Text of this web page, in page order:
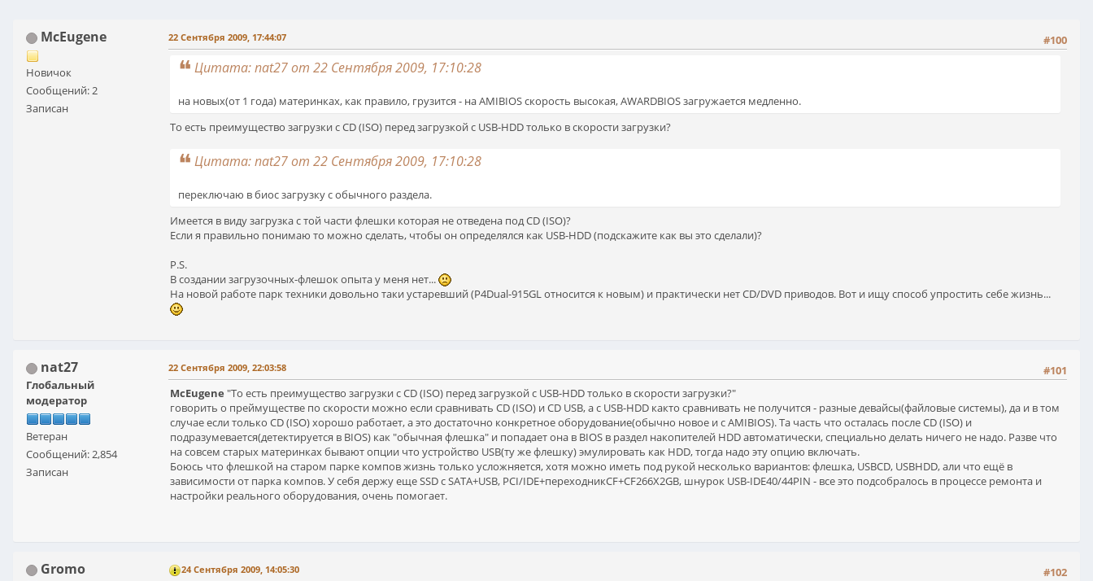
McEugene
Новичок
Сообщений: 2
Записан
#100
22 Сентября 2009, 17:44:07
Цитата: nat27 от 22 Сентября 2009, 17:10:28
на новых(от 1 года) материнках, как правило, грузится - на AMIBIOS скорость высокая, AWARDBIOS загружается медленно.
То есть преимущество загрузки с CD (ISO) перед загрузкой с USB-HDD только в скорости загрузки?
Цитата: nat27 от 22 Сентября 2009, 17:10:28
переключаю в биос загрузку с обычного раздела.
Имеется в виду загрузка с той части флешки которая не отведена под CD (ISO)?
Если я правильно понимаю то можно сделать, чтобы он определялся как USB-HDD (подскажите как вы это сделали)?
P.S.
В создании загрузочных-флешок опыта у меня нет...
На новой работе парк техники довольно таки устаревший (P4Dual-915GL относится к новым) и практически нет CD/DVD приводов. Вот и ищу способ упростить себе жизнь...
nat27
Глобальный
модератор
Ветеран
Сообщений: 2,854
Записан
#101
22 Сентября 2009, 22:03:58
McEugene "То есть преимущество загрузки с CD (ISO) перед загрузкой с USB-HDD только в скорости загрузки?"
говорить о преймуществе по скорости можно если сравнивать CD (ISO) и CD USB, а с USB-HDD както сравнивать не получится - разные девайсы(файловые системы), да и в том
случае если только CD (ISO) хорошо работает, а это достаточно конкретное оборудование(обычно новое и с AMIBIOS). Та часть что осталась после CD (ISO) и
подразумевается(детектируется в BIOS) как "обычная флешка" и попадает она в BIOS в раздел накопителей HDD автоматически, специально делать ничего не надо. Разве что
на совсем старых материнках бывают опции что устройство USB(ту же флешку) эмулировать как HDD, тогда надо эту опцию включать.
Боюсь что флешкой на старом парке компов жизнь только усложняется, хотя можно иметь под рукой несколько вариантов: флешка, USBCD, USBHDD, али что ещё в
зависимости от парка компов. У себя держу еще SSD с SATA+USB, PCI/IDE+переходникCF+CF266X2GB, шнурок USB-IDE40/44PIN - все это подсобралось в процессе ремонта и
настройки реального оборудования, очень помогает.
Gromo #102
24 Сентября 2009, 14:05:30